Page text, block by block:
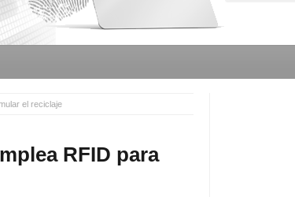
el reciclaje
RFID para